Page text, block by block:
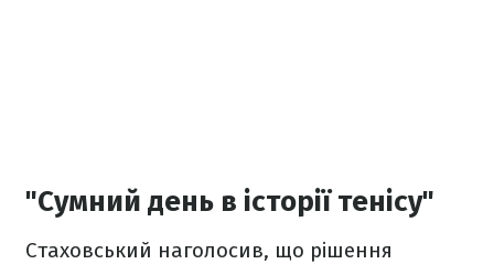
"Сумний день в історії тенісу"
Стаховський наголосив, що рішення